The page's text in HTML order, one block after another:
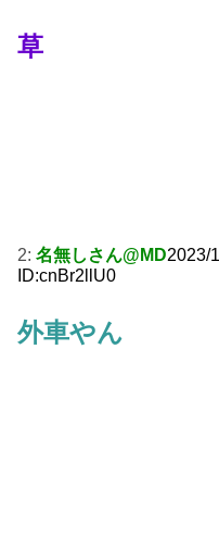
草
2: 名無しさん@MD2023/
ID:cnBr2llU0
外車やん